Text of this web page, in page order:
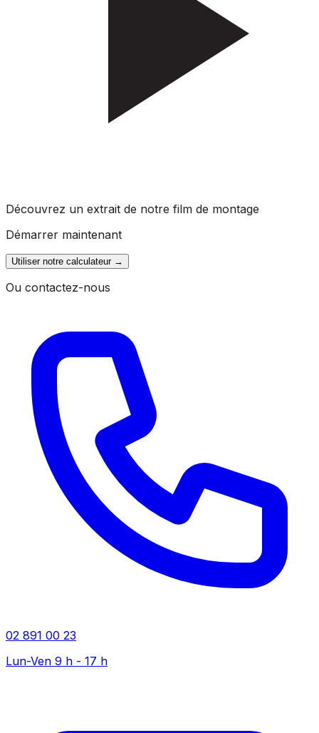
Découvrez un extrait de notre film de montage
Démarrer maintenant
Utiliser notre calculateur→
Ou contactez-nous
02 891 00 23
Lun-Ven 9 h - 17 h